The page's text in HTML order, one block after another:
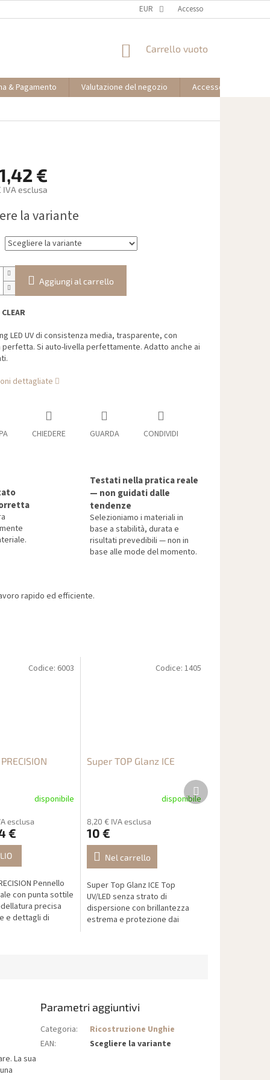
EUR Accesso
CARRELLO
SPESA
Carrello vuoto
& Pagamento Valutazione del negozio
Accesso partner
€
IVA esclusa
la variante
Aggiungi al carrello
LED UV di consistenza media, trasparente, con
perfetta. Si auto‐livella perfettamente. Adatto anche ai
dettagliate
CHIEDERE GUARDA CONDIVIDI
Testati nella pratica reale
— non guidati dalle
tendenze
Selezioniamo i materiali in
base a stabilità, durata e
risultati prevedibili — non in
base alle mode del momento.
rapido ed efficiente.
disponibile
esclusa
€
Pennello
con punta sottile
precisa
e dettagli di
Codice: 6003
Super TOP Glanz ICE
disponibile
8,20 € IVA esclusa
10 €
Nel carrello
Super Top Glanz ICE Top
UV/LED senza strato di
dispersione con brillantezza
estrema e protezione dai
Codice: 1405
Prodotto
successivo
La sua
Parametri aggiuntivi
Categoria:
Ricostruzione Unghie
EAN: Scegliere la variante